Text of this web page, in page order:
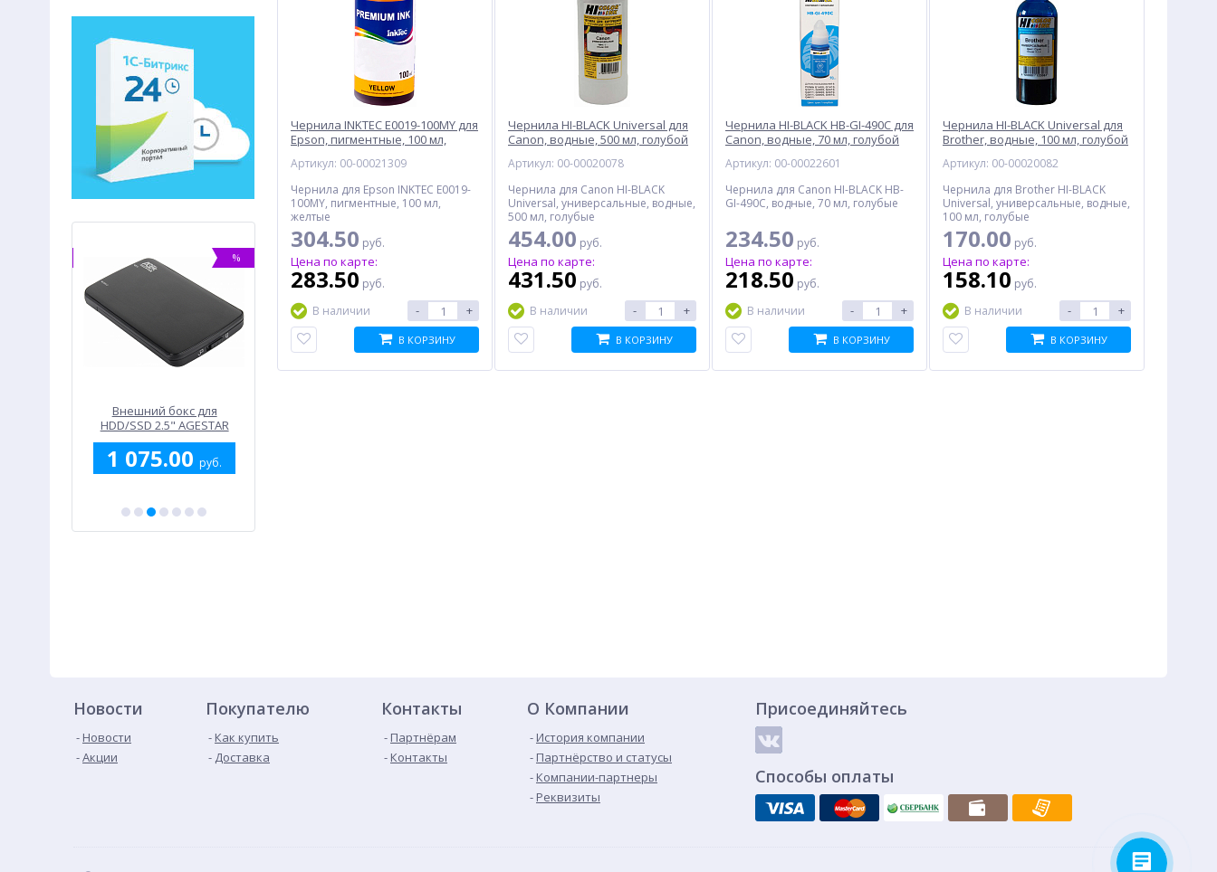
%
Внешний бокс для
HDD/SSD 2.5" AGESTAR
3UB2A12, черный
1 075.00 руб.
% %
Чернила INKTEC E0019-100MY для
Epson, пигментные, 100 мл,
Артикул: 00-00021309
Чернила для Epson INKTEC E0019-
100MY, пигментные, 100 мл,
желтые
304.50 руб.
Цена по карте:
283.50 руб.
В наличии
- +
В КОРЗИНУ
Чернила HI-BLACK Universal для
Canon, водные, 500 мл, голубой
Артикул: 00-00020078
Чернила для Canon HI-BLACK
Universal, универсальные, водные,
500 мл, голубые
454.00 руб.
Цена по карте:
431.50 руб.
В наличии
- +
В КОРЗИНУ
Чернила HI-BLACK HB-GI-490C для
Canon, водные, 70 мл, голубой
Артикул: 00-00022601
Чернила для Canon HI-BLACK HB-
GI-490C, водные, 70 мл, голубые
234.50 руб.
Цена по карте:
218.50 руб.
В наличии
- +
В КОРЗИНУ
Чернила HI-BLACK Universal для
Brother, водные, 100 мл, голубой
Артикул: 00-00020082
Чернила для Brother HI-BLACK
Universal, универсальные, водные,
100 мл, голубые
170.00 руб.
Цена по карте:
158.10 руб.
В наличии
- +
В КОРЗИНУ
Новости
Новости
Акции
Покупателю
Как купить
Доставка
Контакты
Партнёрам
Контакты
О Компании
История компании
Партнёрство и статусы
Компании-партнеры
Реквизиты
Присоединяйтесь
Способы оплаты